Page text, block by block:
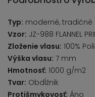
Typ: moderné, tradičné
Vzor: JZ-988 FLANNEL
Zloženie vlasu: 100%
Výška vlasu: 7 mm
Hmotnosť: 1000 g/m2
Tvar: Obdĺžnik
Protišmykovosť: Áno